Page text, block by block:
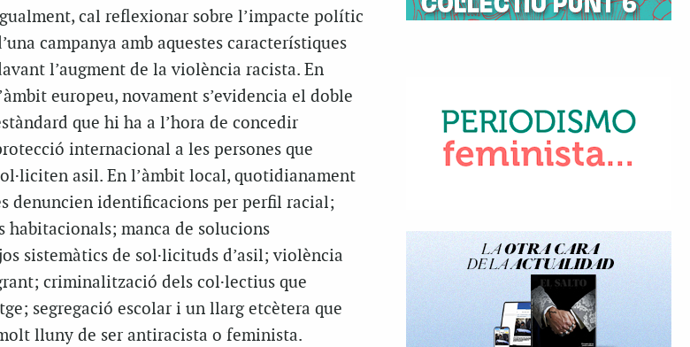
cal reflexionar sobre l’impacte polític
campanya amb aquestes característiques
l’augment de la violència racista. En
europeu, novament s’evidencia el doble
que hi ha a l’hora de concedir
internacional a les persones que
asil. En l’àmbit local, quotidianament
denuncien identificacions per perfil racial;
habitacionals; manca de solucions
sistemàtics de sol·licituds d’asil; violència
criminalització dels col·lectius que
segregació escolar i un llarg etcètera que
lluny de ser antiracista o feminista.